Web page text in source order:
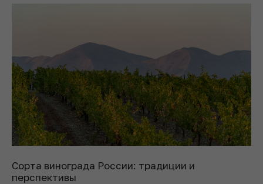
Сорта винограда России: традиции и
перспективы